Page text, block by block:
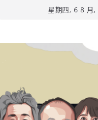
星期四, 6 8 月